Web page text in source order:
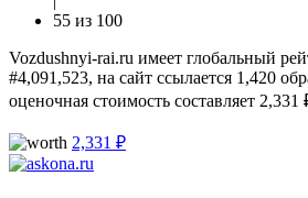
55 из 100
Vozdushnyi-rai.ru имеет глобальный
#4,091,523, на сайт ссылается 1,420
оценочная стоимость составляет 2,331
2,331 ₽